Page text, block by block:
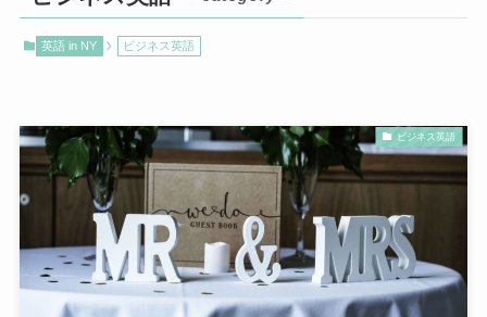
英語 in NY ビジネス英語
ビジネス英語